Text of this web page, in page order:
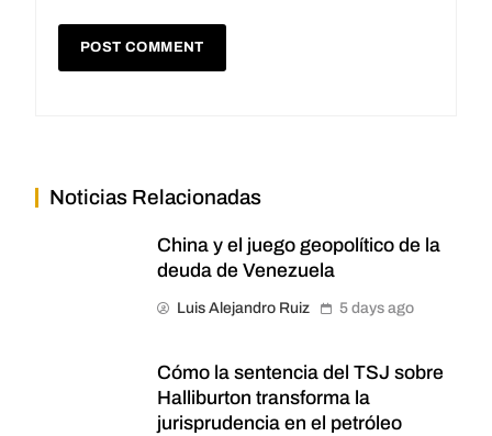
Noticias Relacionadas
China y el juego geopolítico de la
deuda de Venezuela
Luis Alejandro Ruiz 5 days ago
Cómo la sentencia del TSJ sobre
Halliburton transforma la
jurisprudencia en el petróleo